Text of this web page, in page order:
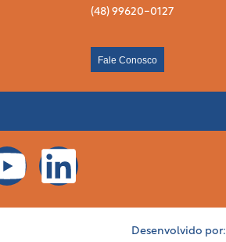
(48) 99620-0127
Fale Conosco
Desenvolvido por: